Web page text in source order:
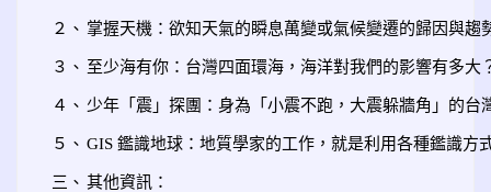
２、 掌握天機：欲知天氣的瞬息萬變或氣候變遷的歸因與
３、 至少海有你：台灣四面環海，海洋對我們的影響有多
４、 少年「震」探團：身為「小震不跑，大震躲牆角」的
５、 GIS 鑑識地球：地質學家的工作，就是利用各種鑑識
三、 其他資訊：